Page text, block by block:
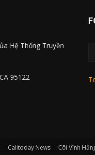
Hệ Thống Truyền
95122
Calitoday News Cõi Vĩnh